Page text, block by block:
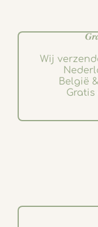
Wij
België